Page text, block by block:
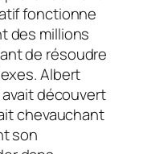
fonctionne
des millions
de résoudre
Albert
découvert
chevauchant
son